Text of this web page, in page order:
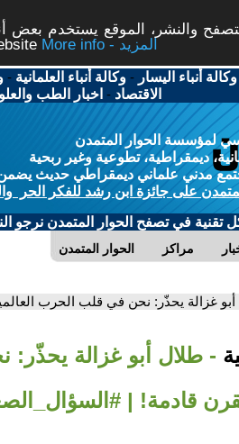
والنشر، الموقع يستخدم بعض
More info - المزيد
وكالة أنباء اليسار -وكالة أنباء العلمانية -
الاقتصاد - اخبار الطب
لمؤسسة الحوار المتمدن
ديمقراطية، تطوعية وغير ربحية
مدني علماني ديمقراطي حديث يضمن
على جائزة ابن رشد للفكر الحر
تقنية في تصفح الحوار المتمدن نرجو
الحوار المتمدن مراكز
غزالة يحذّر: نحن في قلب الحرب
- طلال أبو غزالة يحذّر:
القرن قادمة! |